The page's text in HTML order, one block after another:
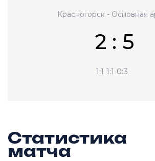
Красногорск - Основная
2 : 5
1:1 1:1 0:3
Статистика
матча